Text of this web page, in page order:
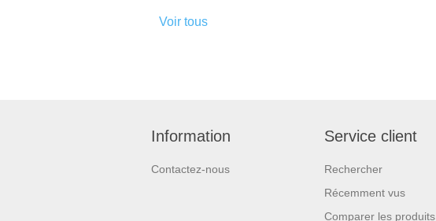
Voir tous
Information
Contactez-nous
Service client
Rechercher
Récemment vus
Comparer les produits